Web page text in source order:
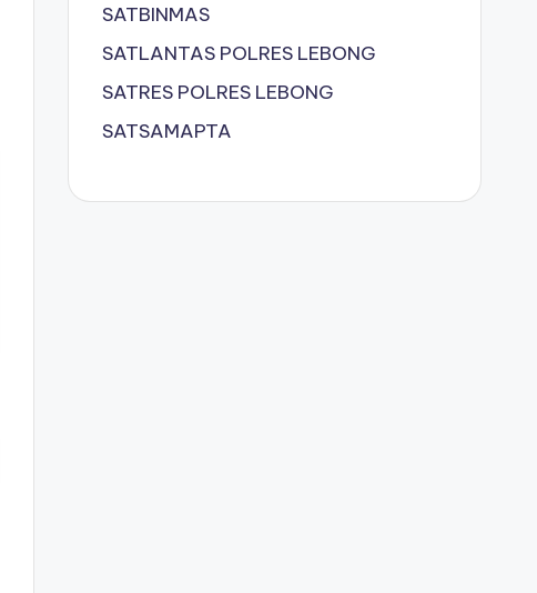
SATBINMAS
SATLANTAS POLRES LEBONG
SATRES POLRES LEBONG
SATSAMAPTA